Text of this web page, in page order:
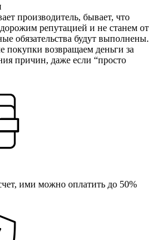
производитель, бывает, что
репутацией и не станем от
обязательства будут выполнены.
покупки возвращаем деньги за
причин, даже если “просто
ими можно оплатить до 50%